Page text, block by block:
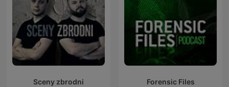
Sceny zbrodni Forensic Files